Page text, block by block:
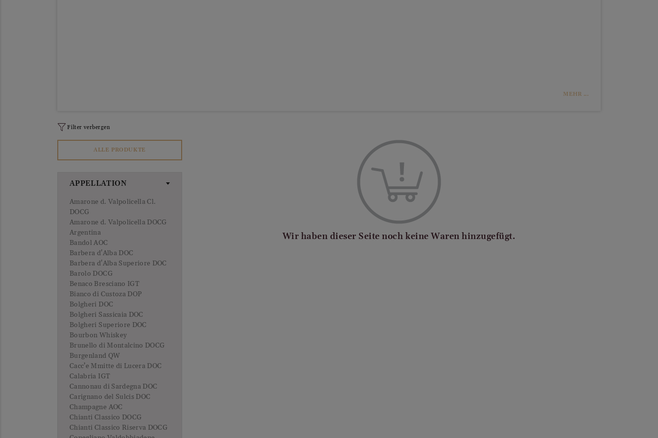
MEHR ...
Filter verbergen
ALLE PRODUKTE
APPELLATION
Amarone d. Valpolicella Cl.
DOCG
Amarone d. Valpolicella DOCG
Argentina
Bandol AOC
Barbera d'Alba DOC
Barbera d'Alba Superiore DOC
Barolo DOCG
Benaco Bresciano IGT
Bianco di Custoza DOP
Bolgheri DOC
Bolgheri Sassicaia DOC
Bolgheri Superiore DOC
Bourbon Whiskey
Brunello di Montalcino DOCG
Burgenland QW
Cacc’e Mmitte di Lucera DOC
Calabria IGT
Cannonau di Sardegna DOC
Carignano del Sulcis DOC
Champagne AOC
Chianti Classico DOCG
Chianti Classico Riserva DOCG
Wir haben dieser Seite noch keine Waren hinzugefügt.